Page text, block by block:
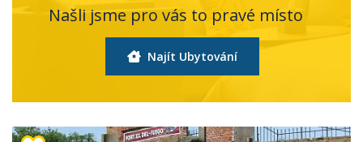
Našli jsme pro vás to pravé místo
Najít Ubytování